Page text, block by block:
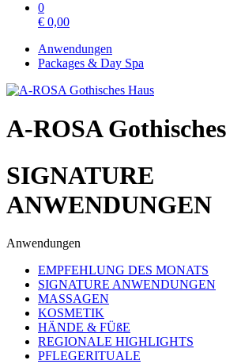
0
€ 0,00
Anwendungen
Packages & Day Spa
A-ROSA
SIGNATURE
ANWENDUNGEN
Anwendungen
EMPFEHLUNG DES MONATS
SIGNATURE ANWENDUNGEN
MASSAGEN
KOSMETIK
HÄNDE & FÜßE
REGIONALE HIGHLIGHTS
PFLEGERITUALE